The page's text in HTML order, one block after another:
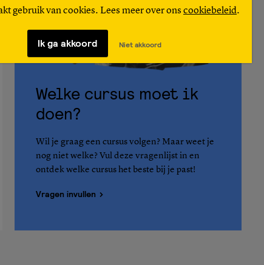
gebruik van cookies. Lees meer over ons cookiebeleid.
Ik ga akkoord Niet akkoord
Welke cursus moet ik
doen?
Wil je graag een cursus volgen? Maar weet je
nog niet welke? Vul deze vragenlijst in en
ontdek welke cursus het beste bij je past!
Vragen invullen